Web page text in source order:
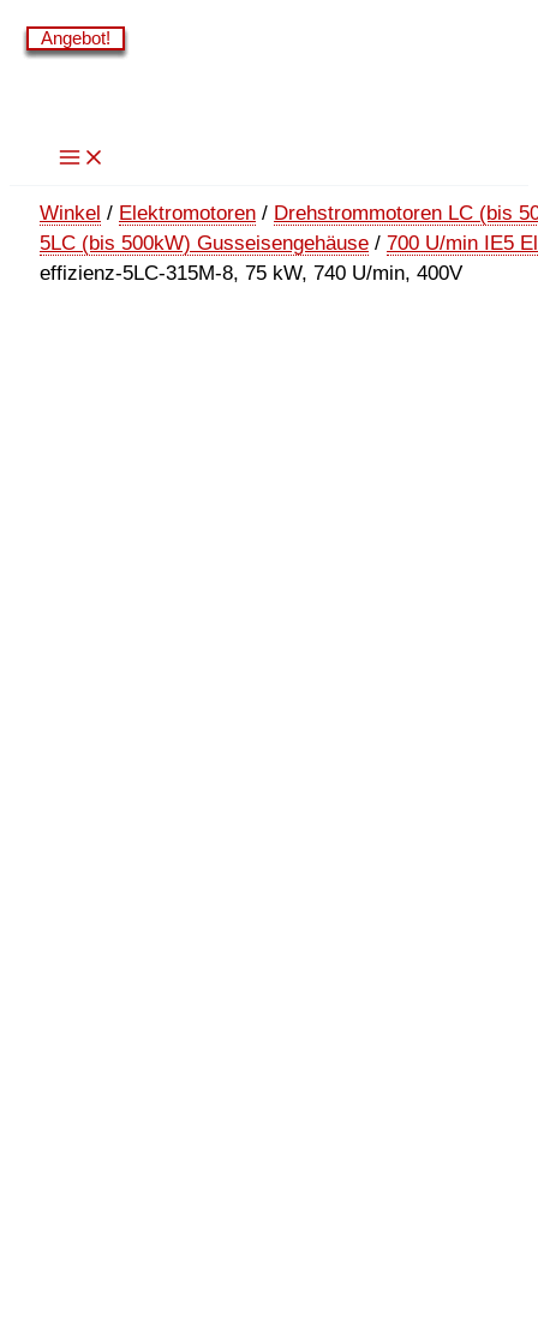
Zum
Inhalt
Winkel / Elektromotoren / Drehstrommotoren LC (bis
5LC (bis 500kW) Gusseisengehäuse / 700 U/min IE5
effizienz-5LC-315M-8, 75 kW, 740 U/min, 400V
Angebot!
Angebot!
Angebot!
Angebot!
Angebot!
Angebot!